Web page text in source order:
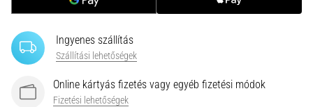
okok
a
leghatékonyabb
kezelések
Éles
Ingyenes szállítás
Szállítási lehetőségek
Online kártyás fizetés vagy egyéb fizetési módok
Fizetési lehetőségek